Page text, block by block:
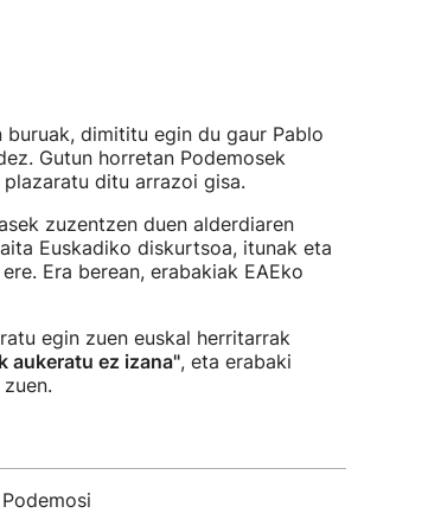
dimititu egin du gaur Pablo
Gutun horretan Podemosek
ditu arrazoi gisa.
zuzentzen duen alderdiaren
Euskadiko diskurtsoa, itunak eta
Era berean, erabakiak EAEko
egin zuen euskal herritarrak
aukeratu ez izana", eta erabaki